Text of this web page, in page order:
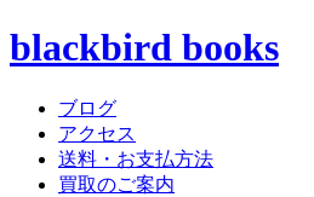
blackbird books
ブログ
アクセス
送料・お支払方法
買取のご案内